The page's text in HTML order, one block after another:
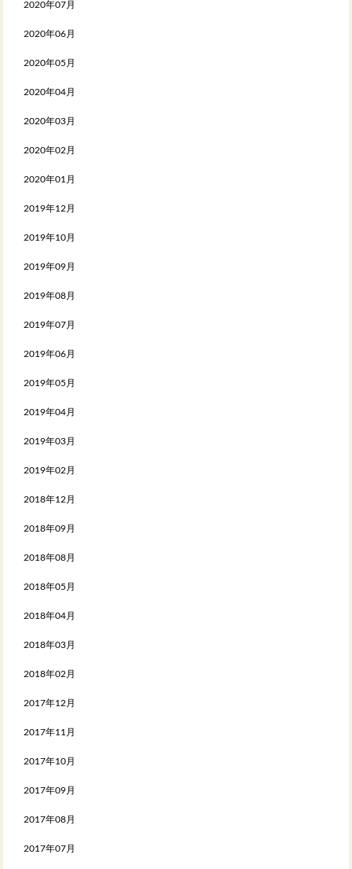
2020年07月
2020年06月
2020年05月
2020年04月
2020年03月
2020年02月
2020年01月
2019年12月
2019年10月
2019年09月
2019年08月
2019年07月
2019年06月
2019年05月
2019年04月
2019年03月
2019年02月
2018年12月
2018年09月
2018年08月
2018年05月
2018年04月
2018年03月
2018年02月
2017年12月
2017年11月
2017年10月
2017年09月
2017年08月
2017年07月